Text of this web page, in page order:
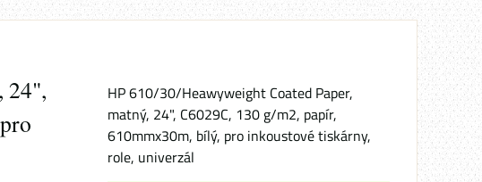
24",
HP 610/30/Heawyweight Coated Paper,
matný, 24", C6029C, 130 g/m2, papír,
610mmx30m, bílý, pro inkoustové tiskárny,
role, univerzál